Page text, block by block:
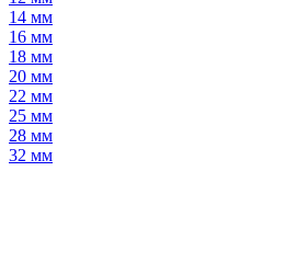
14 мм
16 мм
18 мм
20 мм
22 мм
25 мм
28 мм
32 мм